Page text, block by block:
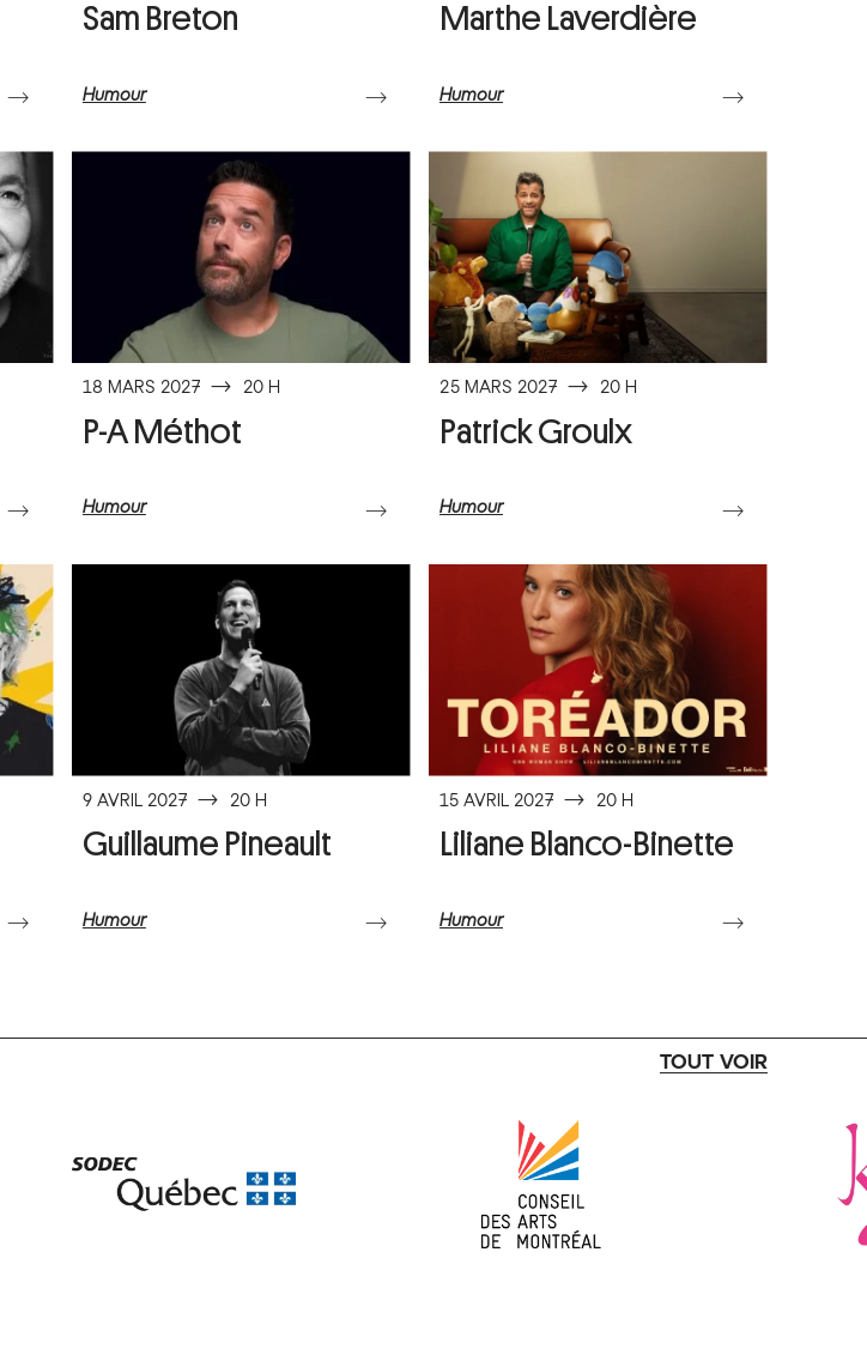
⟶
Sam Breton
Humour ⟶
Marthe Laverdière
Humour ⟶
⟶
18 MARS 2027 ⟶ 20 H
P-A Méthot
Humour ⟶
25 MARS 2027 ⟶ 20 H
Patrick Groulx
Humour ⟶
⟶
9 AVRIL 2027 ⟶ 20 H
Guillaume Pineault
Humour ⟶
15 AVRIL 2027 ⟶ 20 H
Liliane Blanco-Binette
Humour ⟶
TOUT VOIR